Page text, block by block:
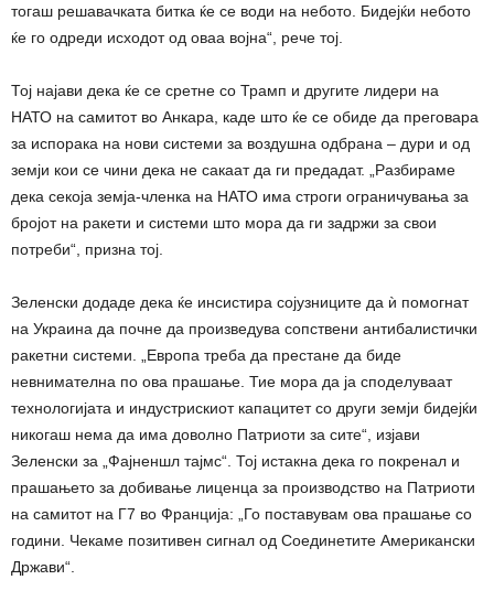
тогаш решавачката битка ќе се води на небото. Бидејќи небото
ќе го одреди исходот од оваа војна“, рече тој.
Тој најави дека ќе се сретне со Трамп и другите лидери на
НАТО на самитот во Анкара, каде што ќе се обиде да преговара
за испорака на нови системи за воздушна одбрана – дури и од
земји кои се чини дека не сакаат да ги предадат. „Разбираме
дека секоја земја-членка на НАТО има строги ограничувања за
бројот на ракети и системи што мора да ги задржи за свои
потреби“, призна тој.
Зеленски додаде дека ќе инсистира сојузниците да ѝ помогнат
на Украина да почне да произведува сопствени антибалистички
ракетни системи. „Европа треба да престане да биде
невнимателна по ова прашање. Тие мора да ја споделуваат
технологијата и индустрискиот капацитет со други земји бидејќи
никогаш нема да има доволно Патриоти за сите“, изјави
Зеленски за „Фајненшл тајмс“. Тој истакна дека го покренал и
прашањето за добивање лиценца за производство на Патриоти
на самитот на Г7 во Франција: „Го поставувам ова прашање со
години. Чекаме позитивен сигнал од Соединетите Американски
Држави“.